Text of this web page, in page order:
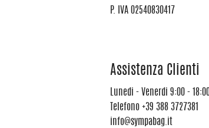
P. IVA 02540830417
Assistenza Clienti
Lunedi - Venerdi 9:00 -
Telefono +39 388 3727381
info@sympabag.it